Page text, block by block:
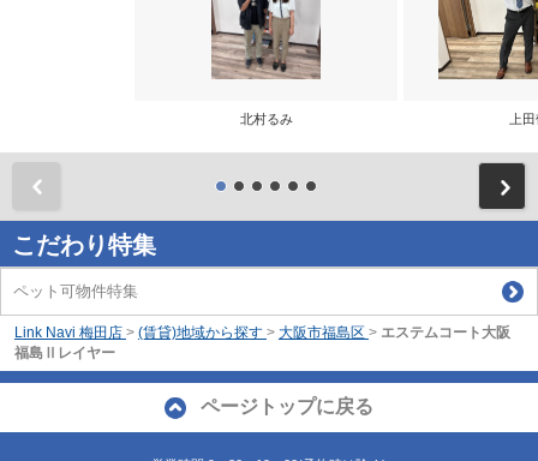
北村るみ 上
こだわり特集
ペット可物件特集
Link Navi 梅田店 > (賃貸)地域から探す > 大阪市福島区 > エステムコート大阪
福島Ⅱレイヤー
ページトップに戻る